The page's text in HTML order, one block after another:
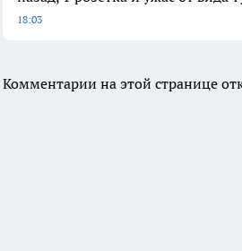
18:03
Комментарии на этой странице